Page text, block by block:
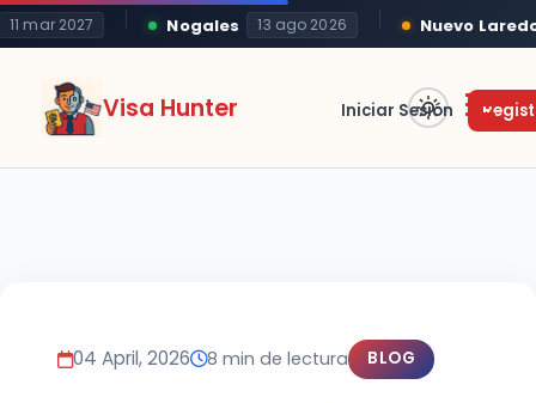
2027 Nogales 13 ago 2026 Nuevo Laredo
Visa Hunter Iniciar Sesión
04 April, 2026 8 min de lectura BLOG